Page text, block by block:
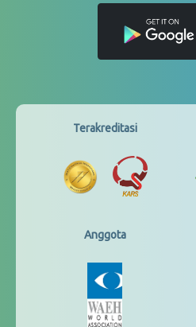
Terakreditasi
Anggota